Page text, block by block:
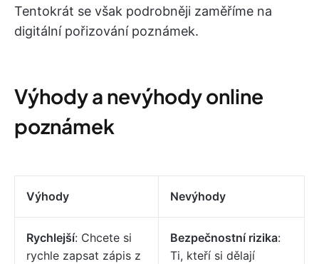
Tentokrát se však podrobněji zaměříme na
digitální pořizování poznámek.
Výhody a nevýhody online
poznámek
Výhody Nevýhody
Rychlejší: Chcete si
rychle zapsat zápis z
Bezpečnostní rizika:
Ti, kteří si dělají